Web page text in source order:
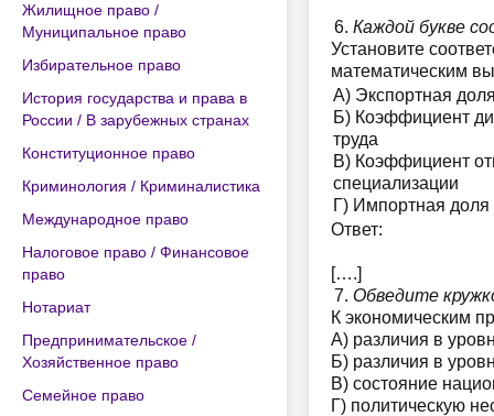
Жилищное право /
Муниципальное право
Избирательное право
История государства и права в
России / В зарубежных странах
Конституционное право
Криминология / Криминалистика
Международное право
Налоговое право / Финансовое
право
Нотариат
Предпринимательское /
Хозяйственное право
Семейное право
Каждой букве
Установите
математическим
А) Экспортная
Б) Коэффициент
труда
В) Коэффициент
специализации
Г) Импортная доля
Ответ:
[….]
Обведите
К экономическим
А) различия в
Б) различия в
В) состояние
Г) политическую